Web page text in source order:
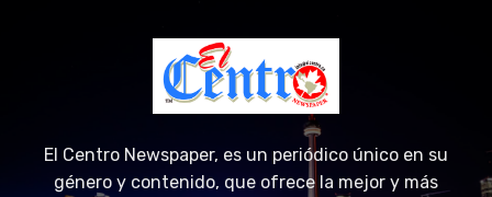
El Centro Newspaper, es un periódico único en su
género y contenido, que ofrece la mejor y más